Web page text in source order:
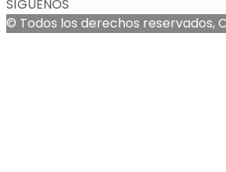
SÍGUENOS
© Todos los derechos reservados,